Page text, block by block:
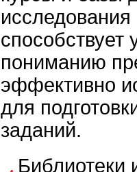
способствует
пониманию
эффективно
для
заданий.
Библиотеки